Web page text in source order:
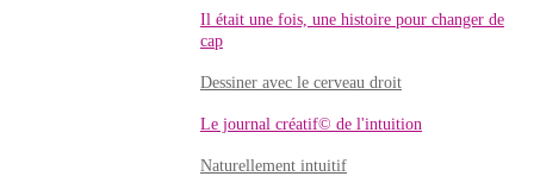
Il était une fois, une histoire pour changer de
cap
Dessiner avec le cerveau droit
Le journal créatif© de l'intuition
Naturellement intuitif